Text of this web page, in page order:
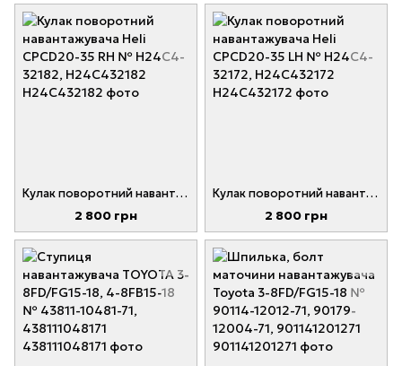
Кулак поворотний навантажувача Heli CPCD20-35 RH № H24C4-32182, H24C432182
2 800 грн
Кулак поворотний навантажувача Heli CPCD20-35 LH № H24C4-32172, H24C432172
2 800 грн